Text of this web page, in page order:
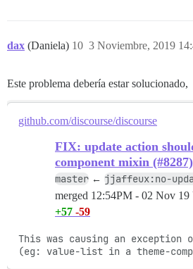
dax (Daniela) 3 Noviembre, 2019
10
Este problema debería estar solucionado,
github.com/discourse/discourse
FIX: update action
component mixin (#8287)
master ← jjaffeux:no-
merged 12:54PM - 02 Nov 19
+57 -59
This was causing an exception
(eg: value-list in a theme-